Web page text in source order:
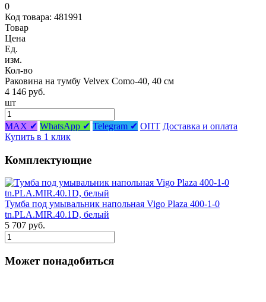
0
Код товара: 481991
Товар
Цена
Ед.
изм.
Кол-во
Раковина на тумбу Velvex Como-40, 40 см
4 146 руб.
шт
MAX ✔ WhatsApp ✔ Telegram ✔ ОПТ Доставка и оплата
Купить в 1 клик
Комплектующие
Тумба под умывальник напольная Vigo Plaza 400-1-0
tn.PLA.MIR.40.1D, белый
5 707 руб.
Может понадобиться